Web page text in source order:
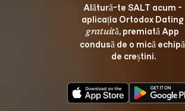
Alătură-te SALT acum -
aplicația Ortodox Dating
gratuită, premiată App
condusă de o mică echipă
de creștini.